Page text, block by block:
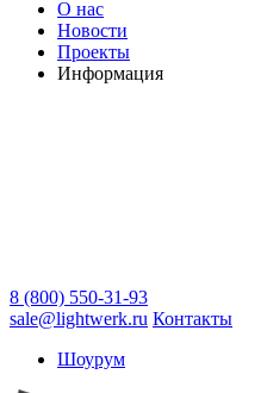
О нас
Новости
Проекты
Информация
8 (800) 550-31-93
sale@lightwerk.ru Контакты
Шоурум